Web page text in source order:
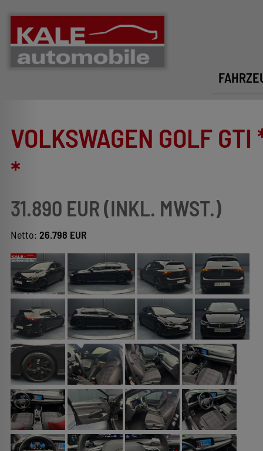
VOLKSWAGEN GOLF
*
31.890 EUR (INKL. MWST.)
Netto: 26.798 EUR